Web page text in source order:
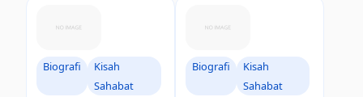
Biografi
Kisah
Sahabat
Biografi
Kisah
Sahabat